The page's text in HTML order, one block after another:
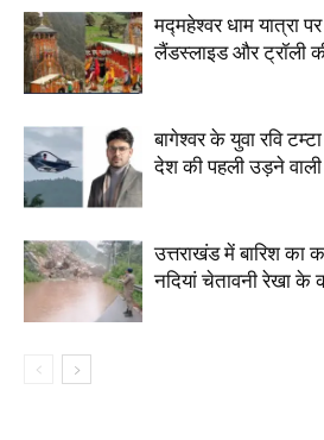
मद्महेश्वर धाम यात्रा
लैंडस्लाइड और ट्रॉली
बागेश्वर के युवा रवि
देश की पहली उड़ने
उत्तराखंड में बारिश
नदियां चेतावनी रेखा के